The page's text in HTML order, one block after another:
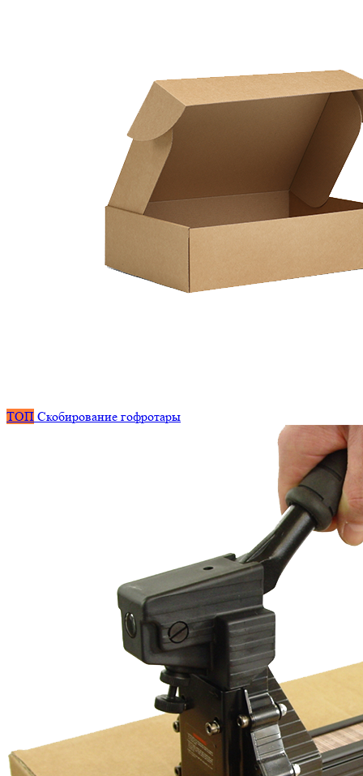
ТОП Скобирование гофротары